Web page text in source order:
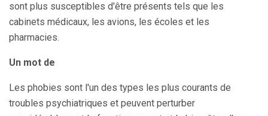
sont plus susceptibles d'être présents tels que les
cabinets médicaux, les avions, les écoles et les
pharmacies.
Un mot de
Les phobies sont l'un des types les plus courants de
troubles psychiatriques et peuvent perturber